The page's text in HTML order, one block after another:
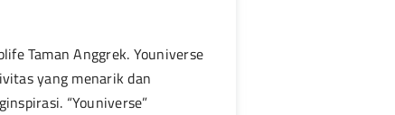
Taman Anggrek. Youniverse
yang menarik dan
“Youniverse”